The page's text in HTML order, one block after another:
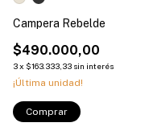
Campera Rebelde
$490.000,00
3x $163.333,33 sin interés
¡Última unidad!
Comprar